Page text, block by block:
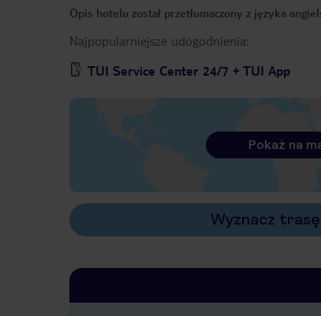
Opis hotelu został przetłumaczony z języka
Najpopularniejsze udogodnienia:
TUI Service Center 24/7 + TUI App
Pokaż na
Wyznacz